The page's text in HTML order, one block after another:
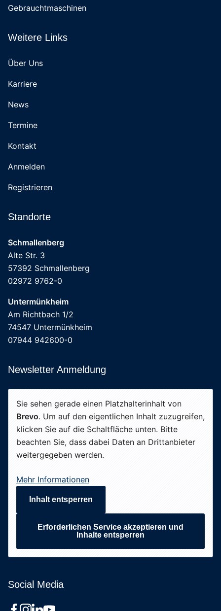
Gebrauchtmaschinen
Weitere Links
Über Uns
Karriere
News
Termine
Kontakt
Anmelden
Registrieren
Standorte
Schmallenberg
Alte Str. 3
57392 Schmallenberg
02972 9762-0
Untermünkheim
Am Richtbach 1/2
74547 Untermünkheim
07944 942600-0
Newsletter Anmeldung
Sie sehen gerade einen Platzhalterinhalt von
Brevo. Um auf den eigentlichen Inhalt zuzugreifen,
klicken Sie auf die Schaltfläche unten. Bitte
beachten Sie, dass dabei Daten an Drittanbieter
weitergegeben werden.
Mehr Informationen
Inhalt entsperren
Erforderlichen Service akzeptieren und
Inhalte entsperren
Social Media